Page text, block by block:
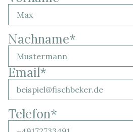
Nachname*
Email*
Telefon*